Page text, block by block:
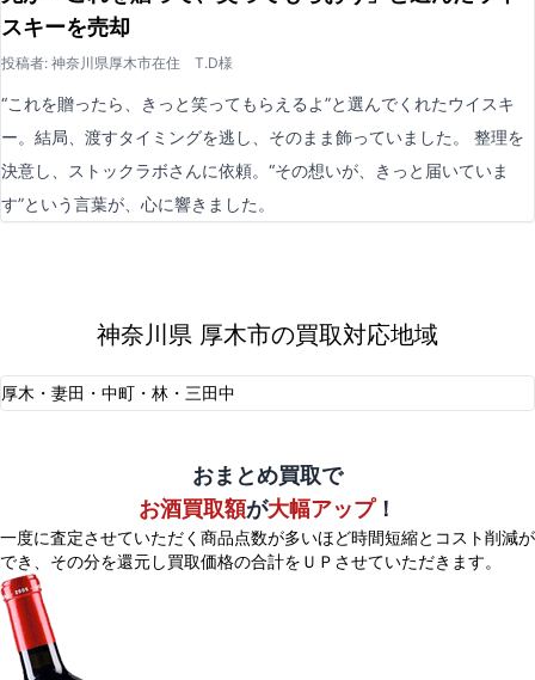
スキーを売却
投稿者: 神奈川県厚木市在住 T.D様
“これを贈ったら、きっと笑ってもらえるよ”と選んでくれたウイスキ
ー。結局、渡すタイミングを逃し、そのまま飾っていました。 整理を
決意し、ストックラボさんに依頼。“その想いが、きっと届いていま
す”という言葉が、心に響きました。
神奈川県 厚木市の買取対応地域
厚木・妻田・中町・林・三田中
おまとめ買取で
お酒買取額が大幅アップ！
一度に査定させていただく商品点数が多いほど時間短縮とコスト削減が
でき、 その分を還元し買取価格の合計をＵＰさせていただきます。